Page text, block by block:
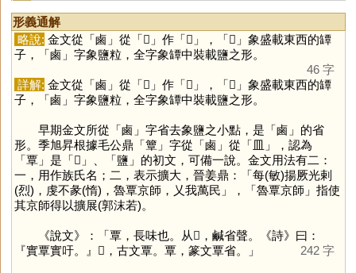
形義通解
略說: 金文從「鹵 」從「𣆪 」作「𪉷 」，「𣆪 」象盛載東西的罈
子，「鹵 」字象鹽粒，全字象罈中裝載鹽之形。
46 字
詳解: 金文從「鹵 」從「𣆪 」作「𪉷 」，「𣆪 」象盛載東西的罈
子，「鹵 」字象鹽粒，全字象罈中裝載鹽之形。
早期金文所從「鹵 」字省去象鹽之小點，是「鹵 」的省
形。季旭昇根據毛公鼎「簟 」字從「鹵 」從「皿 」，認為
「覃」是「𪉟 」、「鹽 」的初文，可備一說。金文用法有二：
一，用作族氏名；二，表示擴大，晉姜鼎：「每(敏)揚厥光剌
(烈)，虔不彖(惰)，魯覃京師，乂我萬民」，「魯覃京師」指使
其京師得以擴展(郭沫若)。
《說文》：「覃，長味也。从𣆪，鹹省聲。《詩》曰：
『實覃實吁。』𪉙，古文覃。覃，篆文覃省。」
242 字